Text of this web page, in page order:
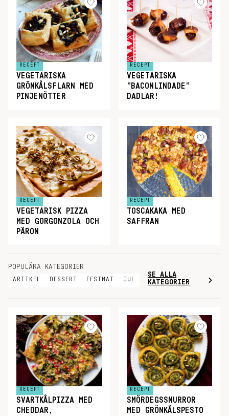
RECEPT
VEGETARISKA
GRÖNKÅLSFLARN MED
PINJENÖTTER
RECEPT
VEGETARISKA
”BACONLINDADE”
DADLAR!
RECEPT
VEGETARISK PIZZA
MED GORGONZOLA OCH
PÄRON
RECEPT
TOSCAKAKA MED
SAFFRAN
POPULÄRA KATEGORIER
ARTIKEL DESSERT FESTMAT JUL
SE ALLA
KATEGORIER
RECEPT
SVARTKÅLPIZZA MED
CHEDDAR,
RECEPT
SMÖRDEGSSNURROR
MED GRÖNKÅLSPESTO